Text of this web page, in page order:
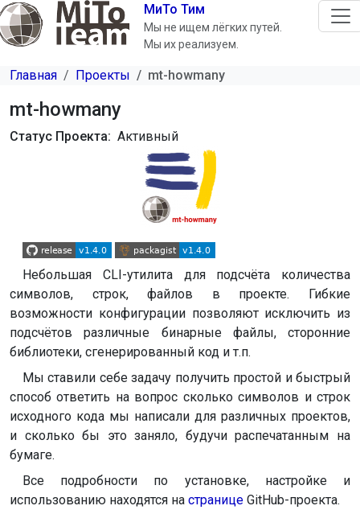
Перейти к основному содержанию
МиТо Тим
Мы не ищем лёгких путей.
Мы их реализуем.
Главная Проекты mt-howmany
mt-howmany
Статус Проекта Активный
Небольшая CLI-утилита для подсчёта количества
символов, строк, файлов в проекте. Гибкие
возможности конфигурации позволяют исключить из
подсчётов различные бинарные файлы, сторонние
библиотеки, сгенерированный код и т.п.
Мы ставили себе задачу получить простой и быстрый
способ ответить на вопрос сколько символов и строк
исходного кода мы написали для различных проектов,
и сколько бы это заняло, будучи распечатанным на
бумаге.
Все подробности по установке, настройке и
использованию находятся на странице GitHub-проекта.